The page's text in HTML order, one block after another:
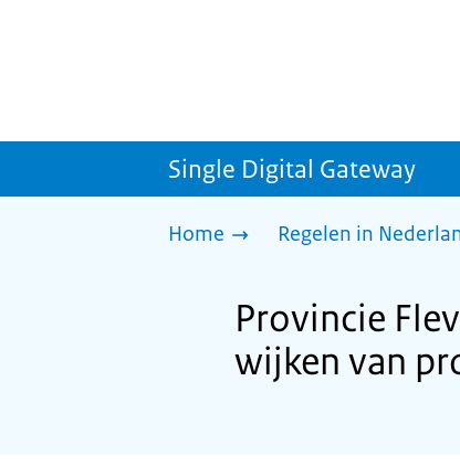
Single Digital Gateway
Home Regelen in
Provincie
wijken van